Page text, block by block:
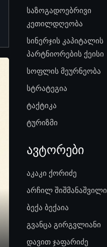
საზოგადოებრივი
კეთილდღეობა
სინერჯის კაპიტალის
პარტნიორების ქეისი
სოფლის მეურნეობა
სტრატეგია
ტაქტიკა
ტურიზმი
ავტორები
აკაკი ქორიძე
არჩილ შიშმანაშვილი
ბექა ბექაია
გვანცა გირგვლიანი
დავით ჯაფარიძე